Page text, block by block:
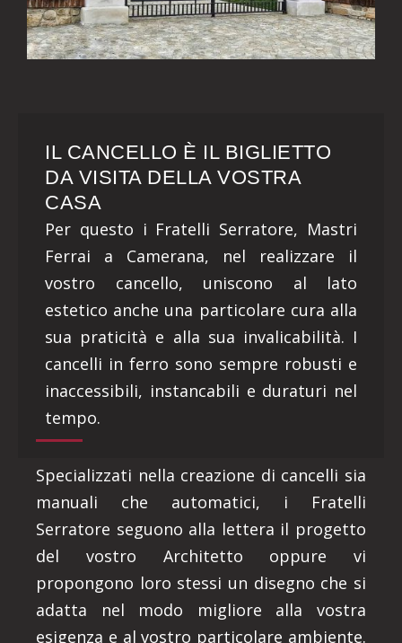
IL CANCELLO È IL BIGLIETTO
DA VISITA DELLA VOSTRA
CASA
Per questo i Fratelli Serratore, Mastri
Ferrai a Camerana, nel realizzare il
vostro cancello, uniscono al lato
estetico anche una particolare cura alla
sua praticità e alla sua invalicabilità. I
cancelli in ferro sono sempre robusti e
inaccessibili, instancabili e duraturi nel
tempo.
Specializzati nella creazione di cancelli sia
manuali che automatici, i Fratelli
Serratore seguono alla lettera il progetto
del vostro Architetto oppure vi
propongono loro stessi un disegno che si
adatta nel modo migliore alla vostra
esigenza e al vostro particolare ambiente.